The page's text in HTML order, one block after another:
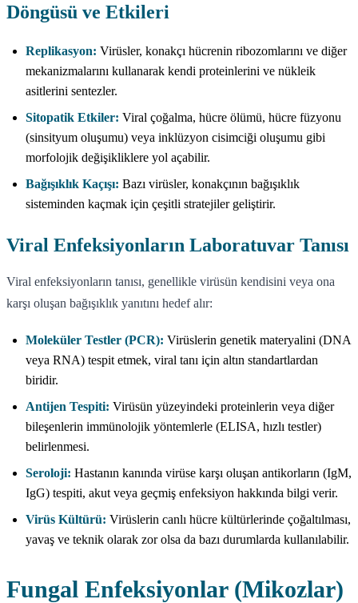
Döngüsü ve Etkileri
Replikasyon: Virüsler, konakçı hücrenin ribozomlarını ve diğer
mekanizmalarını kullanarak kendi proteinlerini ve nükleik
asitlerini sentezler.
Sitopatik Etkiler: Viral çoğalma, hücre ölümü, hücre füzyonu
(sinsityum oluşumu) veya inklüzyon cisimciği oluşumu gibi
morfolojik değişikliklere yol açabilir.
Bağışıklık Kaçışı: Bazı virüsler, konakçının bağışıklık
sisteminden kaçmak için çeşitli stratejiler geliştirir.
Viral Enfeksiyonların Laboratuvar Tanısı
Viral enfeksiyonların tanısı, genellikle virüsün kendisini veya ona
karşı oluşan bağışıklık yanıtını hedef alır:
Moleküler Testler (PCR): Virüslerin genetik materyalini (DNA
veya RNA) tespit etmek, viral tanı için altın standartlardan
biridir.
Antijen Tespiti: Virüsün yüzeyindeki proteinlerin veya diğer
bileşenlerin immünolojik yöntemlerle (ELISA, hızlı testler)
belirlenmesi.
Seroloji: Hastanın kanında virüse karşı oluşan antikorların (IgM,
IgG) tespiti, akut veya geçmiş enfeksiyon hakkında bilgi verir.
Virüs Kültürü: Virüslerin canlı hücre kültürlerinde çoğaltılması,
yavaş ve teknik olarak zor olsa da bazı durumlarda kullanılabilir.
Fungal Enfeksiyonlar (Mikozlar)